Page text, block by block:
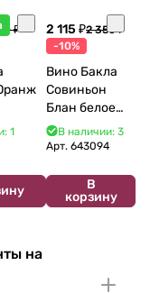
₽
1
2 115 ₽2 350 ₽
-10%
Вино Бакла
Совиньон
Блан белое
сухое 750 мл
12%
В наличии: 3
Арт.643094
В
корзину
на